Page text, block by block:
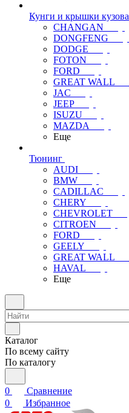
Кунги и крышки кузова
CHANGAN
DONGFENG
DODGE
FOTON
FORD
GREAT WALL
JAC
JEEP
ISUZU
MAZDA
Еще
Тюнинг
AUDI
BMW
CADILLAC
CHERY
CHEVROLET
CITROEN
FORD
GEELY
GREAT WALL
HAVAL
Еще
Каталог
По всему сайту
По каталогу
0
Сравнение
0
Избранное